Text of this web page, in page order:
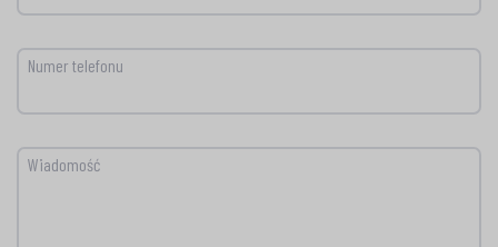
Numer telefonu
Wiadomość